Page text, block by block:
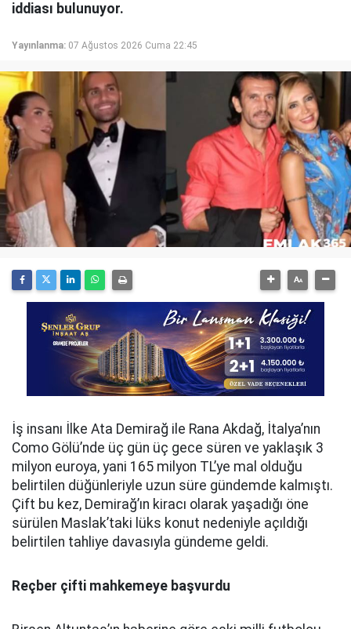
iddiası bulunuyor.
Yayınlanma: 07 Ağustos 2026 Cuma 22:45
İş insanı İlke Ata Demirağ ile Rana Akdağ, İtalya’nın
Como Gölü’nde üç gün üç gece süren ve yaklaşık 3
milyon euroya, yani 165 milyon TL’ye mal olduğu
belirtilen düğünleriyle uzun süre gündemde kalmıştı.
Çift bu kez, Demirağ’ın kiracı olarak yaşadığı öne
sürülen Maslak’taki lüks konut nedeniyle açıldığı
belirtilen tahliye davasıyla gündeme geldi.
Reçber çifti mahkemeye başvurdu